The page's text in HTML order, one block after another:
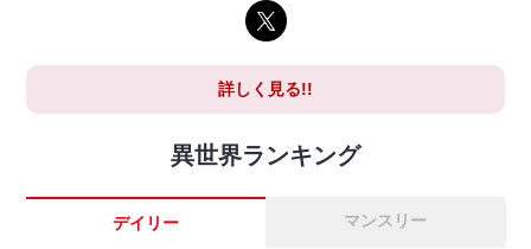
詳しく見る!!
異世界ランキング
デイリー マンスリー